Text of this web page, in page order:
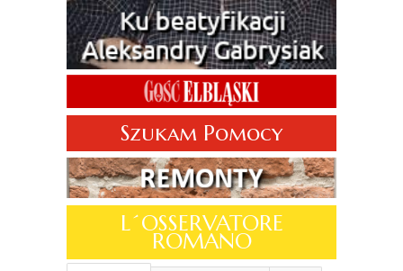
Szukam Pomocy
L´OSSERVATORE
ROMANO